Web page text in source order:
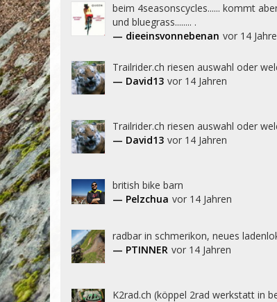
beim 4seasonscycles...... kommt
und bluegrass........ .
— dieeinsvonnebenan vor 14
Trailrider.ch riesen auswahl oder
— David13 vor 14 Jahren
Trailrider.ch riesen auswahl oder
— David13 vor 14 Jahren
british bike barn
— Pelzchua vor 14 Jahren
radbar in schmerikon, neues
— PTINNER vor 14 Jahren
K2rad.ch (köppel 2rad werkstatt in